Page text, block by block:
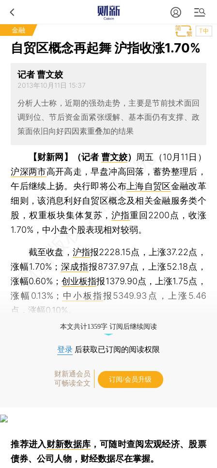
金融 T中
自贸区概念再起舞 沪指收涨1.70%
记者 曹文姣
2013年10月11日 15:37
分析人士称，近期的强劲走势，主要是节前技术面回
调到位、节后资金面紧张缓解、基本面仍有支撑、政
策面依旧向好四因素重叠加的结果
【财新网】（记者 曹文姣） 周五（10月11日）
沪深两市高开高走，早盘冲高回落，蓄势整理后，
午后继续上扬。央行即将公布上海自贸区金融改革
细则，该消息利好自贸区概念及相关金融服务类个
股，权重板块集体复苏，沪指重回2200点，收涨
1.70%，中小盘个股表现相对较弱。
截至收盘， 沪指报2228.15点，上涨37.22点，
涨幅1.70%； 深成指报8737.97点，上涨52.18点，
涨幅0.60%； 创业板指报1379.90点，上涨1.75点，
涨幅0.13%； 中小板指报5349.93点，上涨5.46
点，涨幅0.10%。
本文共计1359字 订阅后继续阅读
登录 后获取已订阅的阅读权限
财新通会员
可畅读全文
订阅/会员升级
推荐进入财新数据库 ，可随时查阅宏观经济、股票
债券、公司人物，财经数据尽在掌握。